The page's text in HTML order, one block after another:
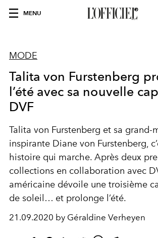
MENU
MODE
Talita von Furstenberg
l’été avec sa nouvelle
DVF
Talita von Furstenberg et sa grand-
inspirante Diane von Furstenberg,
histoire qui marche. Après deux
collections en collaboration avec
américaine dévoile une troisième
de soleil… et prolonge l’été.
21.09.2020 by Géraldine Verheyen